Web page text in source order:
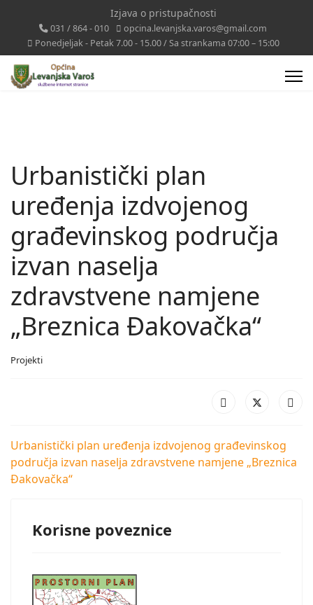
Izjava o pristupačnosti
031 / 864 - 010
opcina.levanjska.varos@gmail.com
Ponedjeljak - Petak 7.00 - 15.00 / Sa strankama 07:00 – 15:00
Urbanistički plan
uređenja izdvojenog
građevinskog područja
izvan naselja
zdravstvene namjene
„Breznica Đakovačka“
Projekti
Urbanistički plan uređenja izdvojenog građevinskog
područja izvan naselja zdravstvene namjene „Breznica
Đakovačka“
Korisne poveznice